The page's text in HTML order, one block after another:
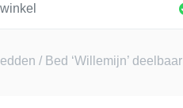
/ Bed ‘Willemijn’ deelbaar